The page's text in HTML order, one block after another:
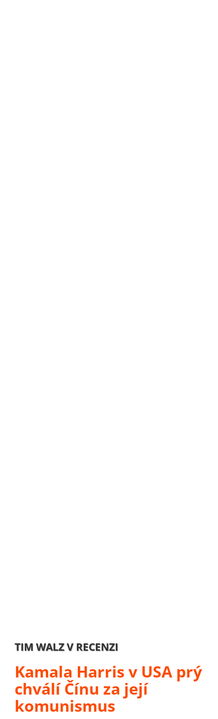
TIM WALZ V RECENZI
Kamala Harris v USA prý
chválí Čínu za její
komunismus